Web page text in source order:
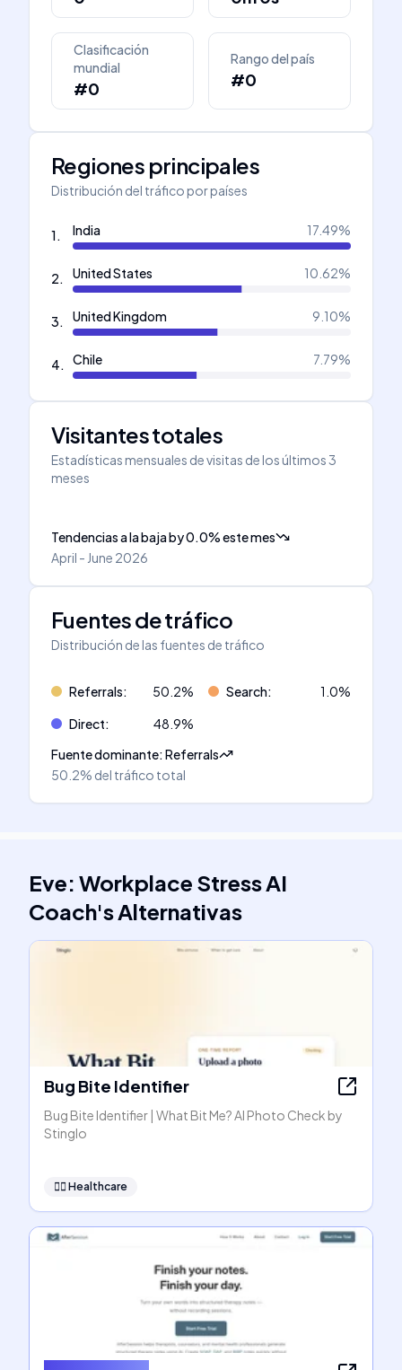
Clasificación
mundial
#0
Rango del país
#0
Regiones principales
Distribución del tráfico por países
1. India 17.49%
2. United States 10.62%
3. United Kingdom 9.10%
4. Chile 7.79%
Visitantes totales
Estadísticas mensuales de visitas de los últimos 3
meses
Tendencias a la bajaby0.0%este mes
April - June 2026
Fuentes de tráfico
Distribución de las fuentes de tráfico
Referrals: 50.2% Search: 1.0%
Direct: 48.9%
Fuente dominante:Referrals
50.2% del tráfico total
Eve: Workplace Stress AI
Coach'sAlternativas
Bug Bite Identifier
Bug Bite Identifier | What Bit Me? AI Photo Check by
Stinglo
👩‍⚕️ Healthcare